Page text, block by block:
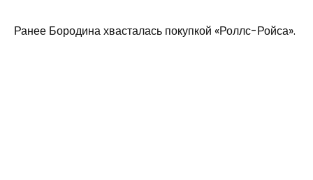
Ранее Бородина хвасталась покупкой «Роллс-Ройса».